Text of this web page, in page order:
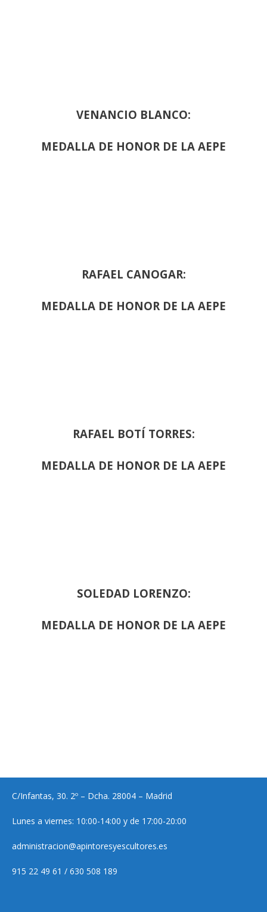
VENANCIO BLANCO:
MEDALLA DE HONOR DE LA AEPE
RAFAEL CANOGAR:
MEDALLA DE HONOR DE LA AEPE
RAFAEL BOTÍ TORRES:
MEDALLA DE HONOR DE LA AEPE
SOLEDAD LORENZO:
MEDALLA DE HONOR DE LA AEPE
C/Infantas, 30. 2º – Dcha. 28004 – Madrid
Lunes a viernes: 10:00-14:00 y de 17:00-20:00
administracion@apintoresyescultores.es
915 22 49 61 / 630 508 189